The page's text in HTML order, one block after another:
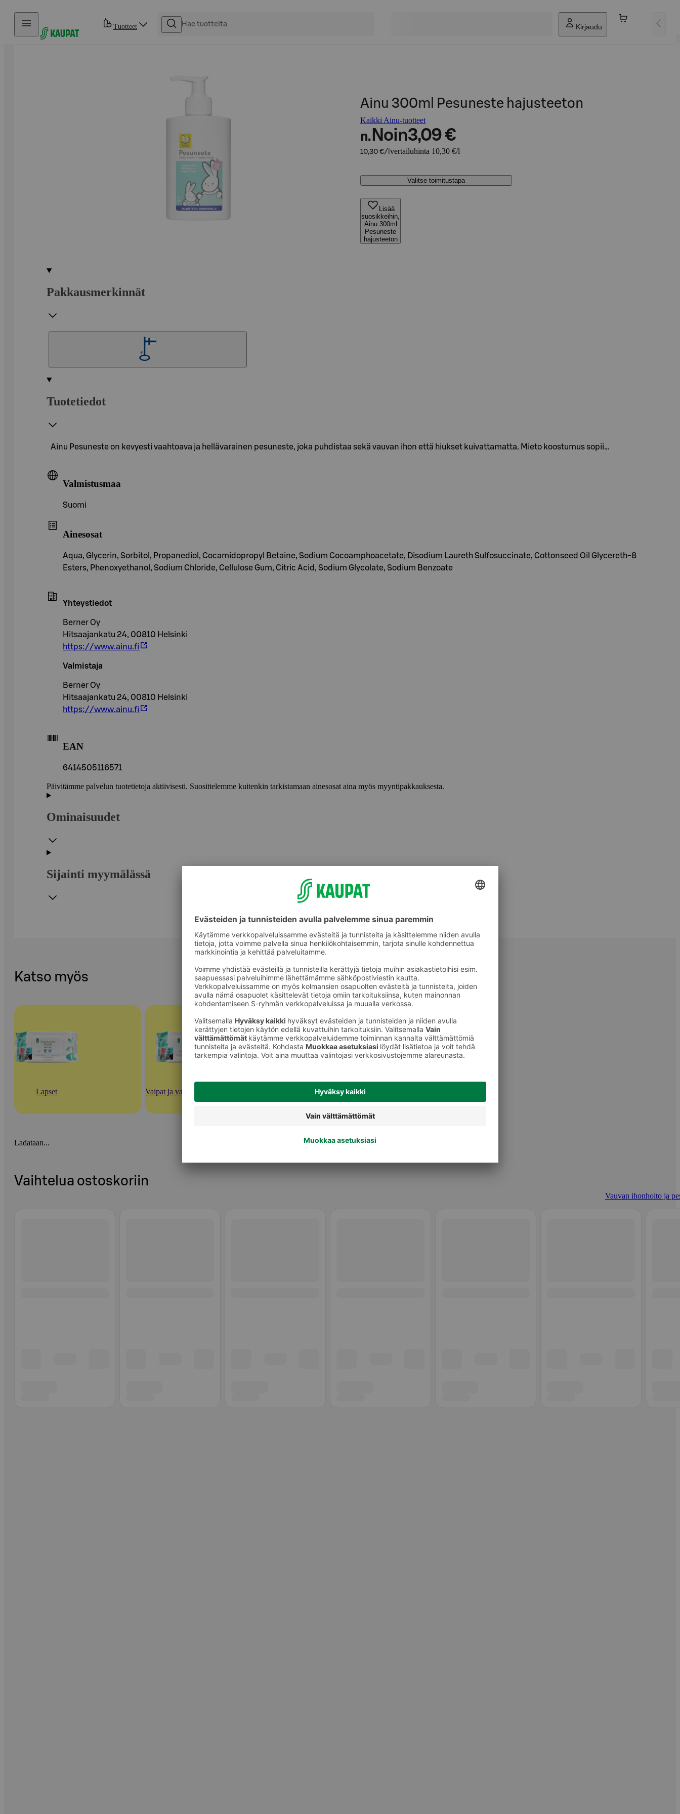
Hyppää sisältöön
Tuotteet Kirjaudu
Ainu 300ml Pesuneste hajusteeton
Kaikki Ainu-tuotteet
n. Noin3,09 €
10,30 €/l vertailuhinta 10,30 €/l
Valitse toimitustapa
Lisää
suosikkeihin,
Ainu 300ml
Pesuneste
hajusteeton
Pakkausmerkinnät
Tuotetiedot
Ainu Pesuneste on kevyesti vaahtoava ja hellävarainen pesuneste, joka puhdistaa sekä vauvan ihon että hiukset kuivattamatta. Mieto koostumus sopii…
Valmistusmaa
Suomi
Ainesosat
Aqua, Glycerin, Sorbitol, Propanediol, Cocamidopropyl Betaine, Sodium Cocoamphoacetate, Disodium Laureth Sulfosuccinate, Cottonseed Oil Glycereth-8
Esters, Phenoxyethanol, Sodium Chloride, Cellulose Gum, Citric Acid, Sodium Glycolate, Sodium Benzoate
Yhteystiedot
Berner Oy
Hitsaajankatu 24, 00810 Helsinki
https://www.ainu.fi
Valmistaja
Berner Oy
Hitsaajankatu 24, 00810 Helsinki
https://www.ainu.fi
EAN
6414505116571
Päivitämme palvelun tuotetietoja aktiivisesti. Suosittelemme kuitenkin tarkistamaan ainesosat aina myös myyntipakkauksesta.
Ominaisuudet
Sijainti myymälässä
Katso myös
Lapset Vaipat ja vauvan ihonhoito Vauvan ihonhoito ja pesu
Ladataan...
Vaihtelua ostoskoriin
Vauvan ihonhoito ja